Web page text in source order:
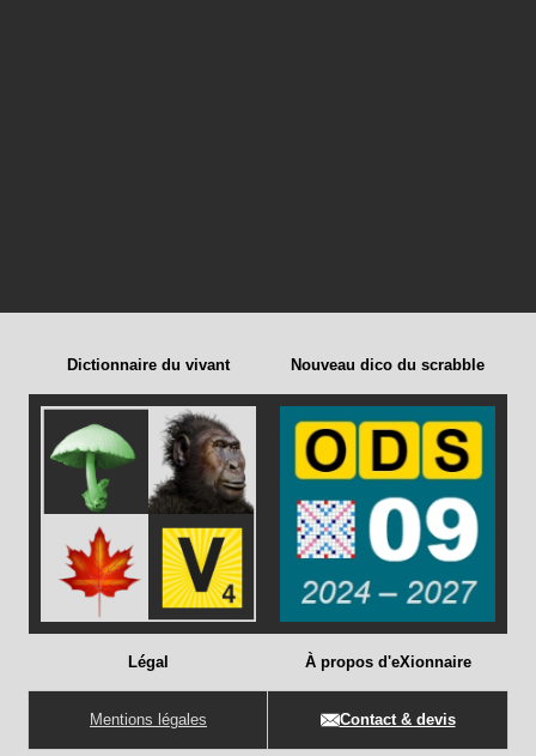
Dictionnaire du vivant Nouveau dico du scrabble
Légal
Mentions légales
À propos d'eXionnaire
Contact & devis